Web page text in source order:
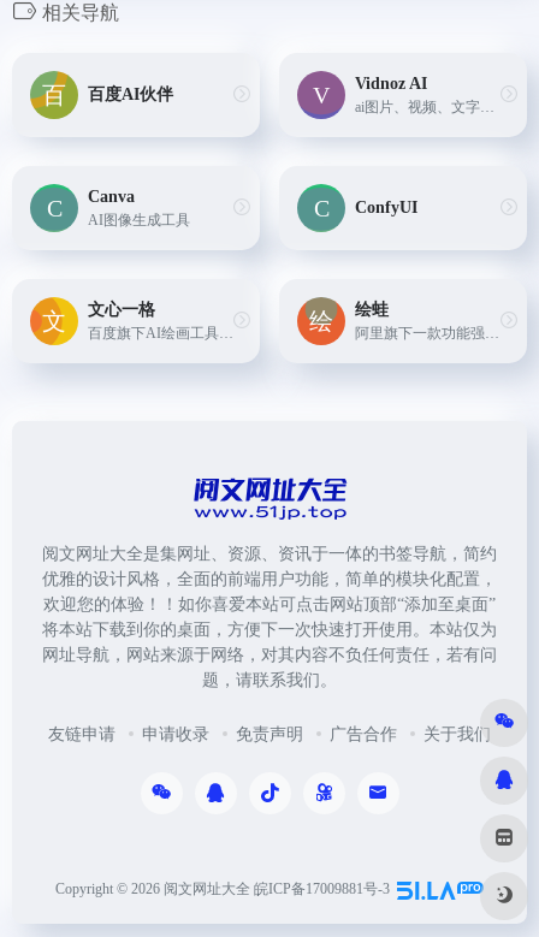
相关导航
百度AI伙伴
Vidnoz AI
ai图片、视频、文字转语音、声音克隆
Canva
AI图像生成工具
ConfyUI
文心一格
百度旗下AI绘画工具，根据描述词生成绘画
绘蛙
阿里旗下一款功能强大电商种草营销工具，简洁好用的智能图片、文案创作平台，并且拥有海量虚拟模特可选择。
阅文网址大全是集网址、资源、资讯于一体的书签导航，简约
优雅的设计风格，全面的前端用户功能，简单的模块化配置，
欢迎您的体验！！如你喜爱本站可点击网站顶部“添加至桌面”
将本站下载到你的桌面，方便下一次快速打开使用。本站仅为
网址导航，网站来源于网络，对其内容不负任何责任，若有问
题，请联系我们。
友链申请 申请收录 免责声明 广告合作 关于我们
Copyright © 2026 阅文网址大全 皖ICP备17009881号-3